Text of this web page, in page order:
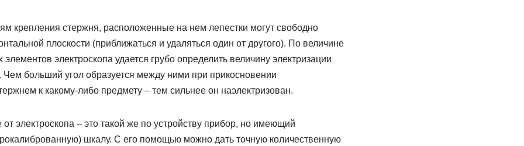
крепления стержня, расположенные на нем лепестки могут свободно
плоскости (приближаться и удаляться один от другого). По величине
электроскопа удается грубо определить величину электризации
Чем больший угол образуется между ними при прикосновении
к какому-либо предмету – тем сильнее он наэлектризован.
от электроскопа – это такой же по устройству прибор, но имеющий
шкалу. С его помощью можно дать точную количественную